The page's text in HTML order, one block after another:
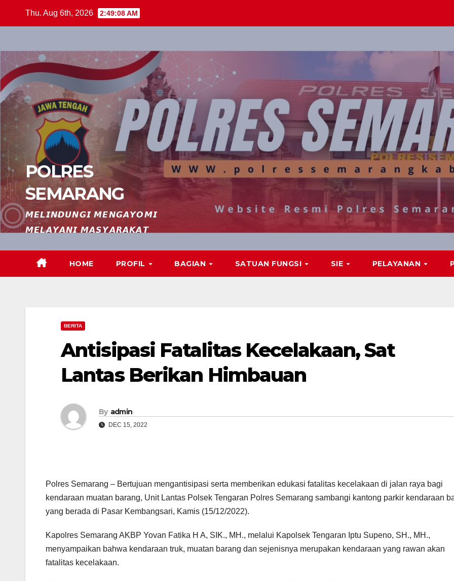
Thu. Aug 6th, 2026 2:49:08 AM
POLRES
SEMARANG
𝙈𝙀𝙇𝙄𝙉𝘿𝙐𝙉𝙂𝙄 𝙈𝙀𝙉𝙂𝘼𝙔𝙊𝙈𝙄
𝙈𝙀𝙇𝘼𝙔𝘼𝙉𝙄 𝙈𝘼𝙎𝙔𝘼𝙍𝘼𝙆𝘼𝙏
HOME PROFIL BAGIAN SATUAN FUNGSI SIE PELAYANAN
BERITA
Antisipasi Fatalitas Kecelakaan, Sat
Lantas Berikan Himbauan
By admin
DEC 15, 2022
Polres Semarang – Bertujuan mengantisipasi serta memberikan edukasi fatalitas kecelakaan di jalan raya bagi
kendaraan muatan barang, Unit Lantas Polsek Tengaran Polres Semarang sambangi kantong parkir kendaraan
yang berada di Pasar Kembangsari, Kamis (15/12/2022).
Kapolres Semarang AKBP Yovan Fatika H A, SIK., MH., melalui Kapolsek Tengaran Iptu Supeno, SH., MH.,
menyampaikan bahwa kendaraan truk, muatan barang dan sejenisnya merupakan kendaraan yang rawan akan
fatalitas kecelakaan.